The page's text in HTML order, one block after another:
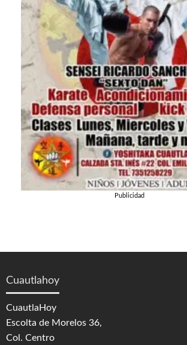
Publicidad
Cuautlahoy
CuautlaHoy
Escolta de Morelos 36,
Col. Centro